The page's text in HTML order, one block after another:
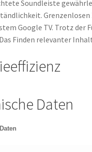
Soundleiste
Google TV. Trotz der
Finden relevanter
Daten